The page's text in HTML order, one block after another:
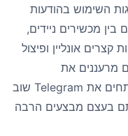
השימוש בהודעות
בין מכשירים ניידים,
אונליין ופיצול
מרעננים את
WhatsApp Web בזמן העבודה או פותחים את Telegram שוב
בעצם מבצעים הרבה